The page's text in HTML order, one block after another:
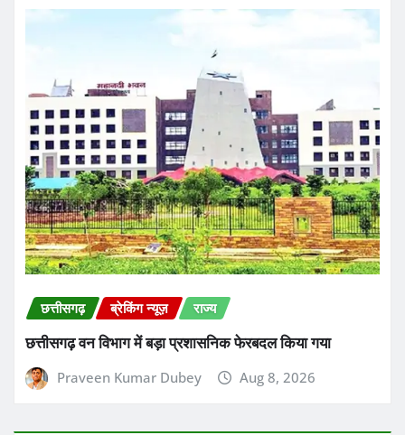
छत्तीसगढ़ ब्रेकिंग न्यूज़ राज्य
छत्तीसगढ़ वन विभाग में बड़ा प्रशासनिक फेरबदल किया गया
Praveen Kumar Dubey Aug 8, 2026